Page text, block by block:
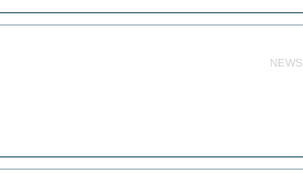
NEWS